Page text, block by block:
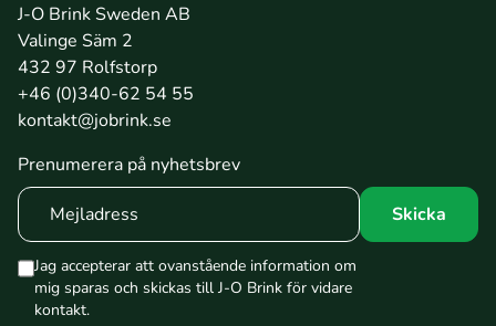
Prenumerera på nyhetsbrev
Jag accepterar att ovanstående information om
mig sparas och skickas till J-O Brink för vidare
kontakt.
J-O Brink Sweden AB
Valinge Säm 2
432 97 Rolfstorp
+46 (0)340-62 54 55
kontakt@jobrink.se